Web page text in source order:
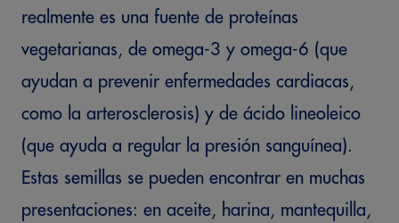
realmente es una fuente de proteínas
vegetarianas, de omega-3 y omega-6 (que
ayudan a prevenir enfermedades cardiacas,
como la arterosclerosis) y de ácido lineoleico
(que ayuda a regular la presión sanguínea).
Estas semillas se pueden encontrar en muchas
presentaciones: en aceite, harina, mantequilla,